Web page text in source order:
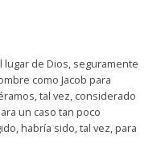
de Dios, seguramente
como Jacob para
tal vez, considerado
un caso tan poco
habría sido, tal vez, para